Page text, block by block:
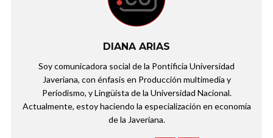
DIANA ARIAS
Soy comunicadora social de la Pontificia Universidad
Javeriana, con énfasis en Producción multimedia y
Periodismo, y Lingüista de la Universidad Nacional.
Actualmente, estoy haciendo la especialización en economía
de la Javeriana.